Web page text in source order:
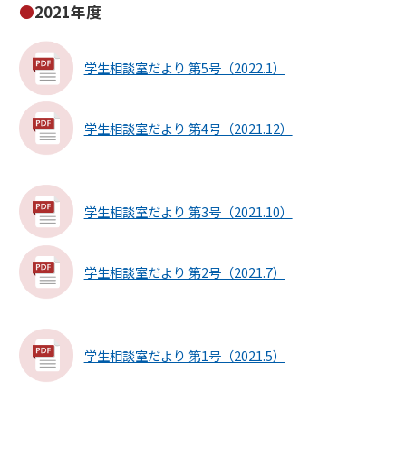
2021年度
学生相談室だより 第5号（2022.1）
学生相談室だより 第4号（2021.12）
学生相談室だより 第3号（2021.10）
学生相談室だより 第2号（2021.7）
学生相談室だより 第1号（2021.5）